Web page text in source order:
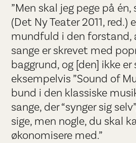
”Men skal jeg pege på én,
(Det Ny Teater 2011, red.)
mundfuld i den forstand,
sange er skrevet med
baggrund, og [den] ikke
eksempelvis ”Sound of
bund i den klassiske
sange, der “synger sig
sige, men nogle, du skal
økonomisere med.”